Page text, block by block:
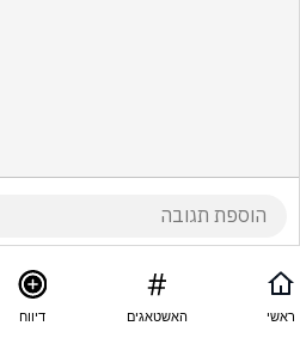
ראשי האשטאגים דיווח